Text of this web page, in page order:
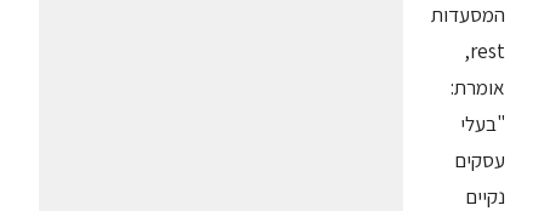
המסעדות
rest,
אומרת:
"בעלי
עסקים
נקיים